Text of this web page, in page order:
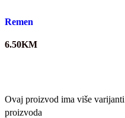
Remen
6.50KM
Ovaj proizvod ima više
proizvoda